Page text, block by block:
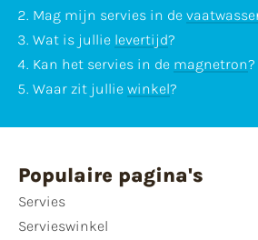
Mag mijn servies in de
Wat is jullie levertijd?
Kan het servies in de magnetron?
Waar zit jullie winkel?
Populaire pagina's
Servies
Servieswinkel